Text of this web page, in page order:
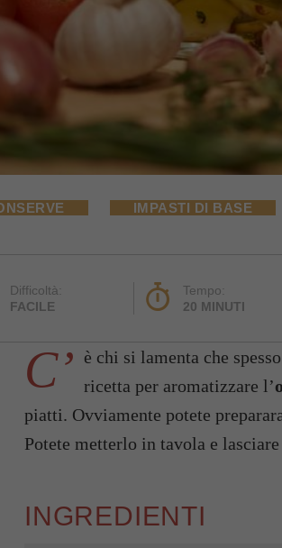
IMPASTI DI BASE
Difficoltà:
FACILE
Tempo:
20 MINUTI
C’ è chi si lamenta che
ricetta per aromatizzare l’
piatti. Ovviamente potete
Potete metterlo in tavola e
INGREDIENTI